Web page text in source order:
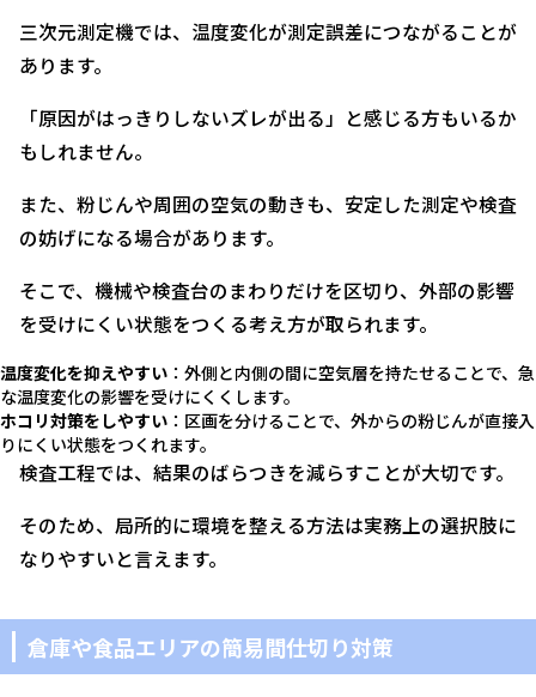
三次元測定機では、温度変化が測定誤差につながることが
あります。
「原因がはっきりしないズレが出る」と感じる方もいるか
もしれません。
また、粉じんや周囲の空気の動きも、安定した測定や検査
の妨げになる場合があります。
そこで、機械や検査台のまわりだけを区切り、外部の影響
を受けにくい状態をつくる考え方が取られます。
温度変化を抑えやすい ：外側と内側の間に空気層を持たせることで、急
な温度変化の影響を受けにくくします。
ホコリ対策をしやすい ：区画を分けることで、外からの粉じんが直接入
りにくい状態をつくれます。
検査工程では、結果のばらつきを減らすことが大切です。
そのため、局所的に環境を整える方法は実務上の選択肢に
なりやすいと言えます。
倉庫や食品エリアの簡易間仕切り対策